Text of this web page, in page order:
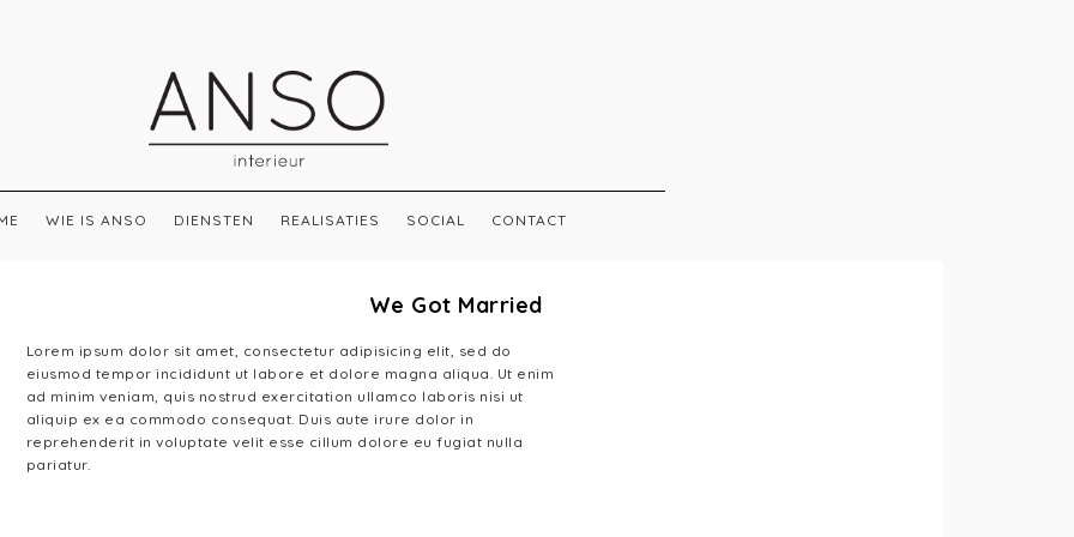
WIE IS ANSO DIENSTEN REALISATIES SOCIAL CONTACT
We Got Married
Lorem ipsum dolor sit amet, consectetur adipisicing elit, sed do
eiusmod tempor incididunt ut labore et dolore magna aliqua. Ut enim
ad minim veniam, quis nostrud exercitation ullamco laboris nisi ut
aliquip ex ea commodo consequat. Duis aute irure dolor in
reprehenderit in voluptate velit esse cillum dolore eu fugiat nulla
pariatur.